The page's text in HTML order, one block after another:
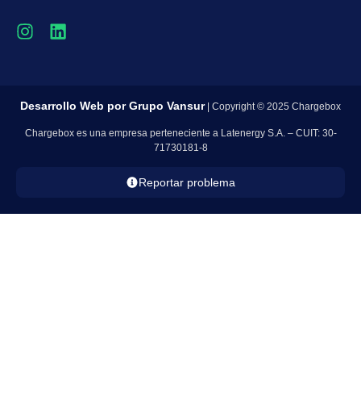
Desarrollo Web porGrupo Vansur| Copyright © 2025 Chargebox
Chargebox es una empresa perteneciente a Latenergy S.A. – CUIT: 30-
71730181-8
Reportar problema